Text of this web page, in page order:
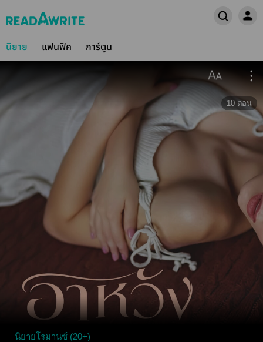
นิยาย แฟนฟิค การ์ตูน
10 ตอน
นิยายโรมานซ์ (20+)